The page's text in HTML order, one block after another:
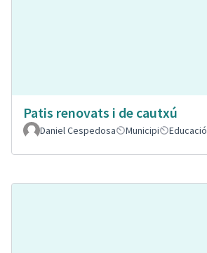
Patis renovats i de cautxú
Daniel Cespedosa
Municipi Educació